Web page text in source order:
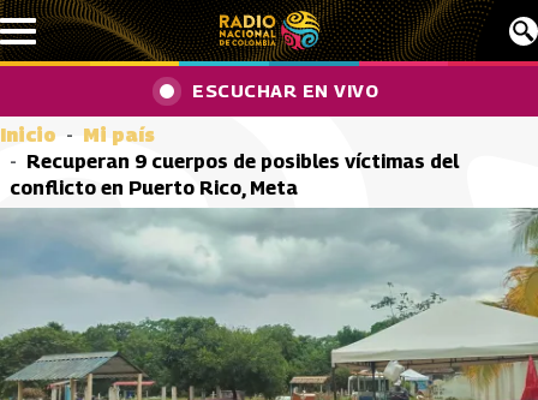
Pasar al contenido principal
ESCUCHAR EN VIVO
Inicio
Mi país
Recuperan 9 cuerpos de posibles víctimas del
conflicto en Puerto Rico, Meta